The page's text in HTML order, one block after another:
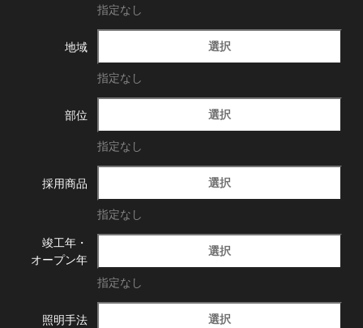
指定なし
地域 選択
指定なし
部位 選択
指定なし
採用商品 選択
指定なし
竣工年・
オープン年
選択
指定なし
照明手法 選択